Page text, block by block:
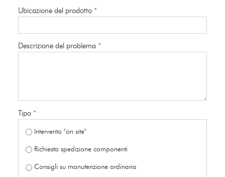
Ubicazione del prodotto *
Descrizione del problema *
Tipo *
Intervento "on site"
Richiesta spedizione componenti
Consigli su manutenzione ordinaria